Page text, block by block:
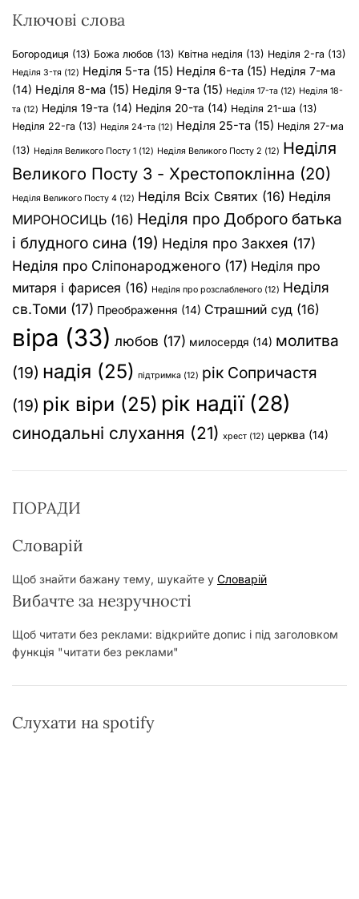
Ключові слова
Богородиця (13) Божа любов (13) Квітна неділя (13) Неділя 2-га (13)
Неділя 3-тя (12) Неділя 5-та (15) Неділя 6-та (15) Неділя 7-ма
(14) Неділя 8-ма (15) Неділя 9-та (15) Неділя 17-та (12) Неділя 18-
та (12) Неділя 19-та (14) Неділя 20-та (14) Неділя 21-ша (13)
Неділя 22-га (13) Неділя 24-та (12) Неділя 25-та (15) Неділя 27-ма
(13) Неділя Великого Посту 1 (12) Неділя Великого Посту 2 (12) Неділя
Великого Посту 3 - Хрестопоклінна (20)
Неділя Великого Посту 4 (12) Неділя Всіх Святих (16) Неділя
МИРОНОСИЦЬ (16) Неділя про Доброго батька
і блудного сина (19) Неділя про Закхея (17)
Неділя про Сліпонародженого (17) Неділя про
митаря і фарисея (16) Неділя про розслабленого (12) Неділя
св.Томи (17) Преображення (14) Страшний суд (16)
віра (33) любов (17) милосердя (14) молитва
(19) надія (25) підтримка (12) рік Сопричастя
(19) рік віри (25) рік надії(28)
синодальні слухання (21) хрест (12) церква (14)
ПОРАДИ
Словарій
Щоб знайти бажану тему, шукайте у Словарій
Вибачте за незручності
Щоб читати без реклами: відкрийте допис і під заголовком
функція "читати без реклами"
Слухати на spotify